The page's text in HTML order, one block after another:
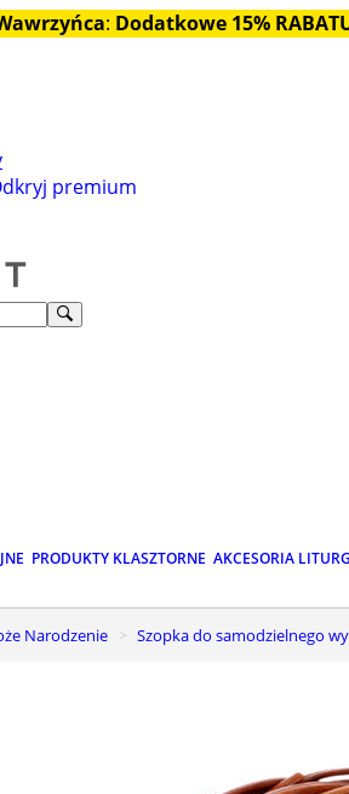
: Dodatkowe 15%
premium
PRODUKTY KLASZTORNE AKCESORIA
Narodzenie Szopka do samodzielnego